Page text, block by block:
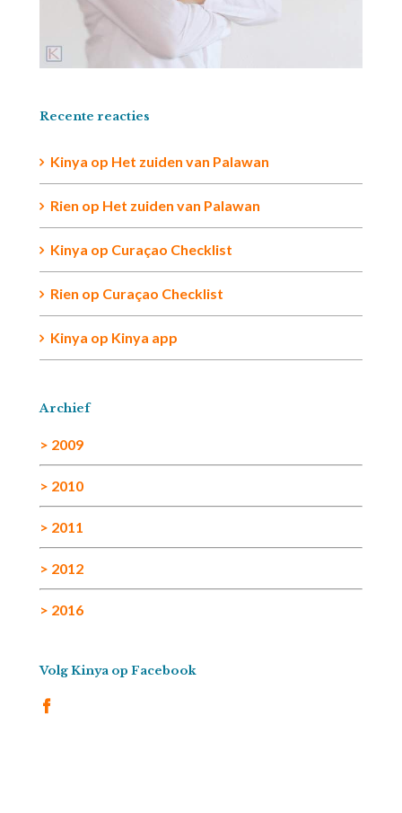
Recente reacties
Kinya op Het zuiden van Palawan
Rien op Het zuiden van Palawan
Kinya op Curaçao Checklist
Rien op Curaçao Checklist
Kinya op Kinya app
Archief
> 2009
> 2010
> 2011
> 2012
> 2016
Volg Kinya op Facebook